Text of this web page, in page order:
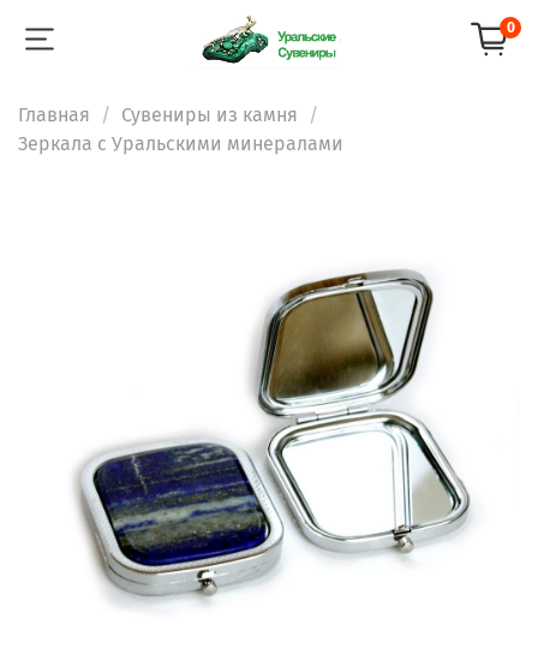
0
Главная
Сувениры из камня
Зеркала с Уральскими минералами